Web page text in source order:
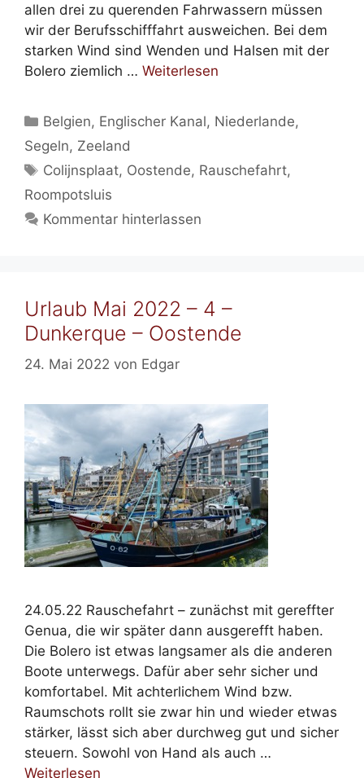
allen drei zu querenden Fahrwassern müssen
wir der Berufsschifffahrt ausweichen. Bei dem
starken Wind sind Wenden und Halsen mit der
Bolero ziemlich … Weiterlesen
Kategorien
Belgien, Englischer Kanal, Niederlande,
Segeln, Zeeland
Schlagwörter
Colijnsplaat, Oostende, Rauschefahrt,
Roompotsluis
Kommentar hinterlassen
Urlaub Mai 2022 – 4 –
Dunkerque – Oostende
24. Mai 2022 von Edgar
24.05.22 Rauschefahrt – zunächst mit gereffter
Genua, die wir später dann ausgerefft haben.
Die Bolero ist etwas langsamer als die anderen
Boote unterwegs. Dafür aber sehr sicher und
komfortabel. Mit achterlichem Wind bzw.
Raumschots rollt sie zwar hin und wieder etwas
stärker, lässt sich aber durchweg gut und sicher
steuern. Sowohl von Hand als auch …
Weiterlesen